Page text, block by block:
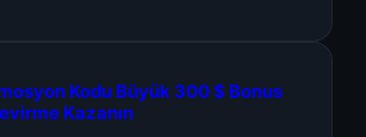
Kodu Büyük 300 $ Bonus
Kazanın